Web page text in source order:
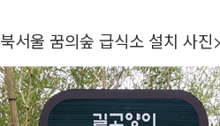
북서울 꿈의숲 급식소 설치 사진